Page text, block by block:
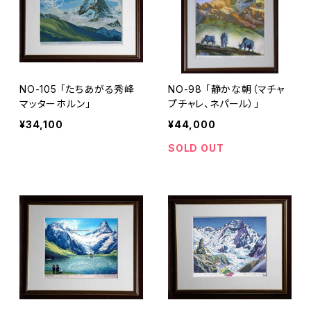
NO-105 「たちあがる秀峰
マッターホルン」
¥34,100
NO-98 「静かな朝（マチャ
プチャレ、ネパール）」
¥44,000
SOLD OUT